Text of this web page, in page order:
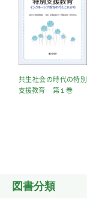
共生社会の時代の特別
支援教育 第１巻
図書分類